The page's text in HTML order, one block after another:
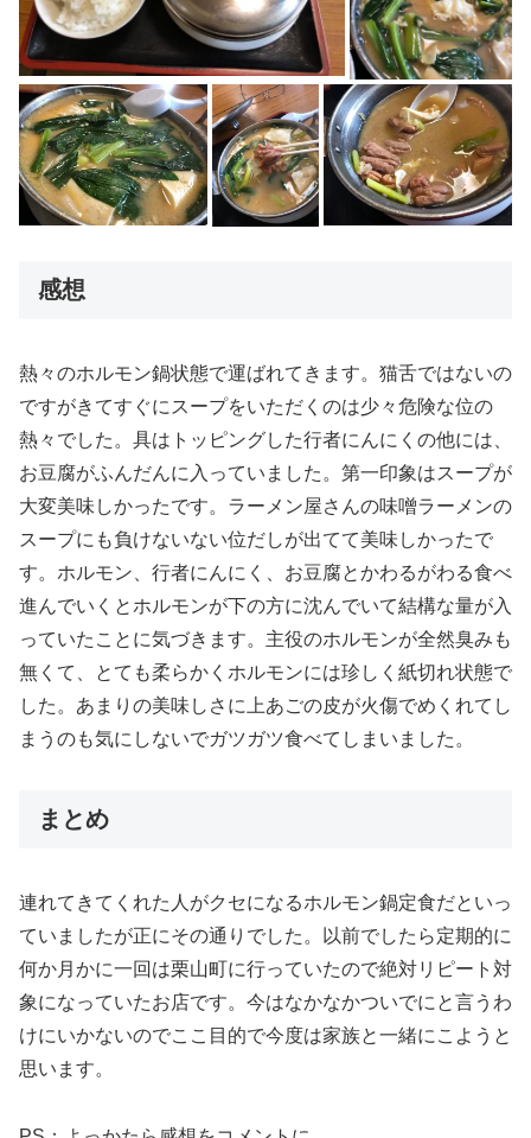
感想
熱々のホルモン鍋状態で運ばれてきます。猫舌ではないの
ですがきてすぐにスープをいただくのは少々危険な位の
熱々でした。具はトッピングした行者にんにくの他には、
お豆腐がふんだんに入っていました。第一印象はスープが
大変美味しかったです。ラーメン屋さんの味噌ラーメンの
スープにも負けないない位だしが出てて美味しかったで
す。ホルモン、行者にんにく、お豆腐とかわるがわる食べ
進んでいくとホルモンが下の方に沈んでいて結構な量が入
っていたことに気づきます。主役のホルモンが全然臭みも
無くて、とても柔らかくホルモンには珍しく紙切れ状態で
した。あまりの美味しさに上あごの皮が火傷でめくれてし
まうのも気にしないでガツガツ食べてしまいました。
まとめ
連れてきてくれた人がクセになるホルモン鍋定食だといっ
ていましたが正にその通りでした。以前でしたら定期的に
何か月かに一回は栗山町に行っていたので絶対リピート対
象になっていたお店です。今はなかなかついでにと言うわ
けにいかないのでここ目的で今度は家族と一緒にこようと
思います。